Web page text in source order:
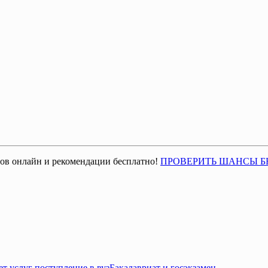
онлайн и рекомендации бесплатно! ПРОВЕРИТЬ ШАНСЫ